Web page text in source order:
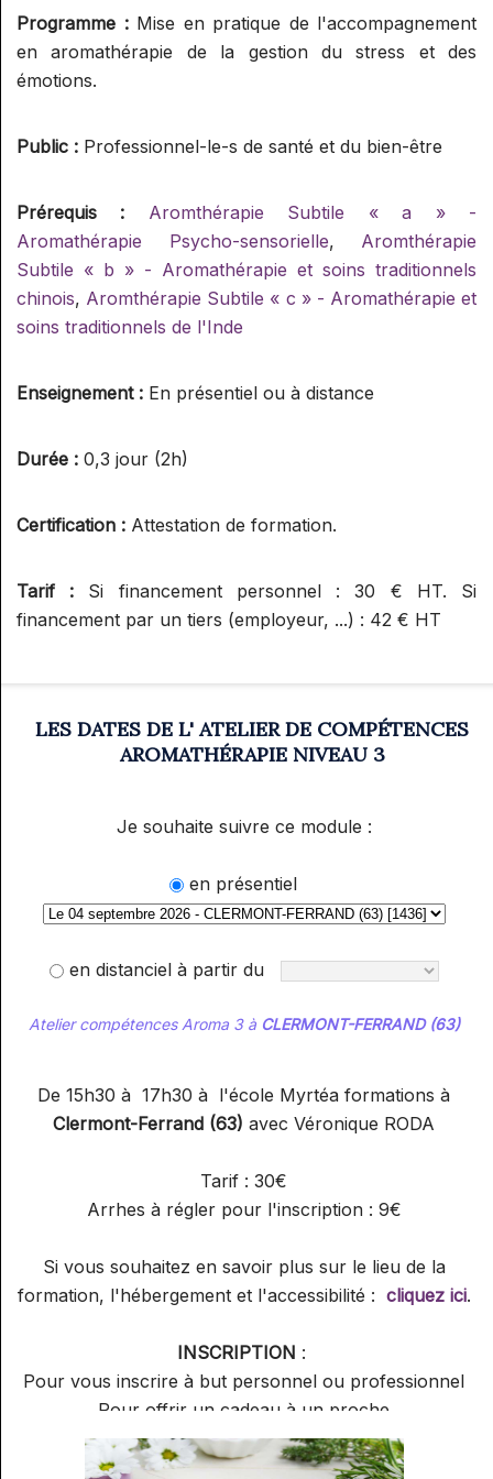
SPÉCIALISATION : RÉFLEXOLOGIE
ET ONCOLOGIE
RELATION
PRATICIEN/CONSULTANT
SUPERVISION AROMA
SUPERVISION RÉFLEXOLOGIE
GESTION ET COMMUNICATION
AIDE À L'INSTALLATION ET
COMMUNICATION ET
ELIXIRS
MICRONUTRITION PRATIQUE
EXAMENS
AROMATOLOGUE MYRTÉA
(RECONNU PAR LE SPN)
HYDROLATHÉRAPIE GLOBALE
AROMATHÉRAPIE SUBTILE
MINI MODULES BIEN-ÊTRE DE
L'HABITAT
PROVENCE / MYRTÉA
Programme : Mise en pratique de l'accompagnement
en aromathérapie de la gestion du stress et des
émotions.
Public : Professionnel-le-s de santé et du bien-être
Prérequis : Aromthérapie Subtile « a » -
Aromathérapie Psycho-sensorielle, Aromthérapie
Subtile « b » - Aromathérapie et soins traditionnels
chinois, Aromthérapie Subtile « c » - Aromathérapie et
soins traditionnels de l'Inde
Enseignement : En présentiel ou à distance
Durée : 0,3 jour (2h)
Certification : Attestation de formation.
Tarif : Si financement personnel : 30 € HT. Si
financement par un tiers (employeur, ...) : 42 € HT
LES DATES DE L' ATELIER DE COMPÉTENCES
AROMATHÉRAPIE NIVEAU 3
Je souhaite suivre ce module :
en présentiel
en distanciel à partir du
Atelier compétences Aroma 3 à CLERMONT-FERRAND (63)
De 15h30 à 17h30 à l'école Myrtéa formations à
Clermont-Ferrand (63) avec Véronique RODA
Tarif : 30€
Arrhes à régler pour l'inscription : 9€
Si vous souhaitez en savoir plus sur le lieu de la
formation, l'hébergement et l'accessibilité : cliquez ici.
INSCRIPTION :
Pour vous inscrire à but personnel ou professionnel
Pour offrir un cadeau à un proche
Pour inscrire plusieurs personnes à la fois
Pour demander un devis